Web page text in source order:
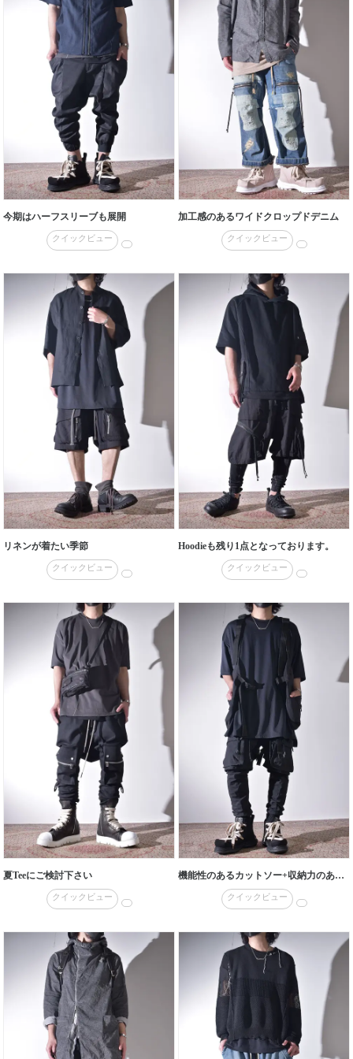
今期はハーフスリーブも展開
クイックビュー
加工感のあるワイドクロップドデニム
クイックビュー
リネンが着たい季節
クイックビュー
Hoodieも残り1点となっております。
クイックビュー
夏Teeにご検討下さい
クイックビュー
機能性のあるカットソー+収納力のあるベストバッグ
クイックビュー